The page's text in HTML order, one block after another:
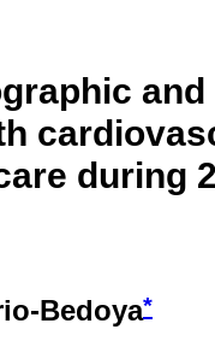
during
Bedoya*